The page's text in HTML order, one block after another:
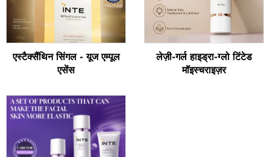
एस्टैक्सैंथिन सिंगल - यूज एम्पूल
एसेंस
लेज़ी-गर्ल हाइड्रा-ग्लो टिंटेड
मॉइस्चराइज़र